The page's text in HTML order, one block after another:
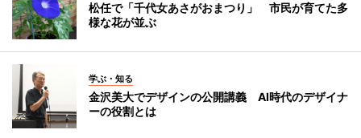
松任で「千代女あさがおまつり」 市民が育てた多
様な花が並ぶ
学ぶ・知る
金沢美大でデザインの公開講義 AI時代のデザイナ
ーの役割とは